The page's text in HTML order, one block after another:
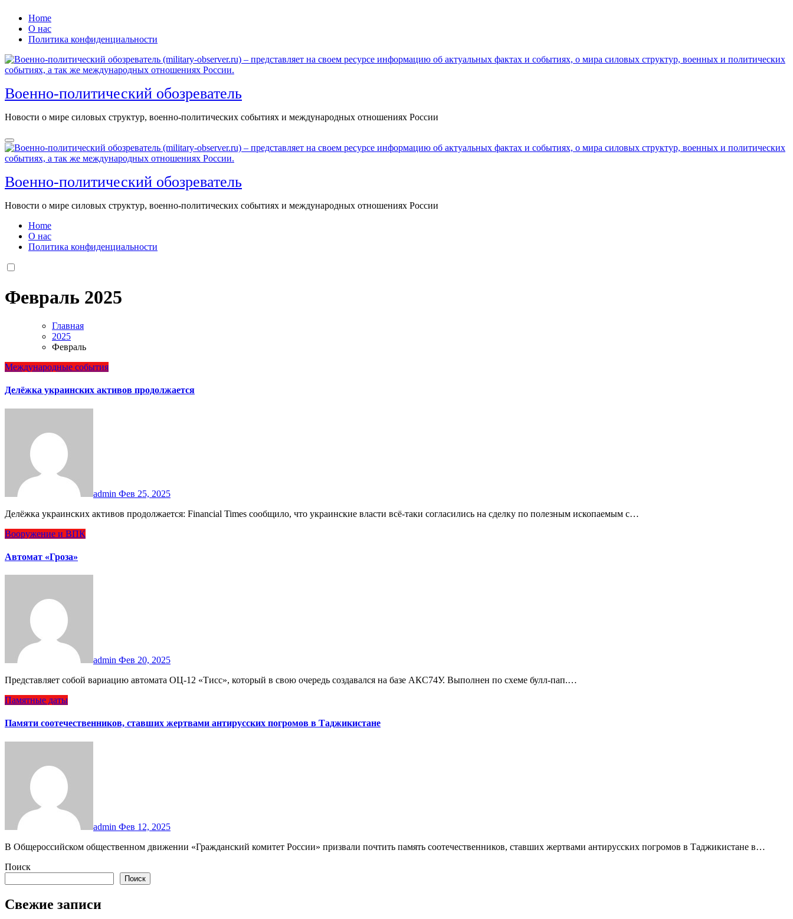
Перейти
содержанию
Home
О нас
Политика конфиденциальности
Военно-политический обозреватель
Новости о мире силовых структур, военно-политических событиях и международных отношениях России
Военно-политический обозреватель
Новости о мире силовых структур, военно-политических событиях и международных отношениях России
Home
О нас
Политика конфиденциальности
Февраль 2025
Главная
2025
Февраль
Международные события
Делёжка украинских активов продолжается
admin Фев 25, 2025
Делёжка украинских активов продолжается: Financial Times сообщило, что украинские власти всё-таки согласились на сделку по полезным ископаемым с…
Вооружение и ВПК
Автомат «Гроза»
admin Фев 20, 2025
Представляет собой вариацию автомата ОЦ-12 «Тисс», который в свою очередь создавался на базе АКС74У. Выполнен по схеме булл-пап.…
Памятные даты
Памяти соотечественников, ставших жертвами антирусских погромов в Таджикистане
admin Фев 12, 2025
В Общероссийском общественном движении «Гражданский комитет России» призвали почтить память соотечественников, ставших жертвами антирусских погромов в Таджикистане в…
Поиск
Поиск
Свежие записи